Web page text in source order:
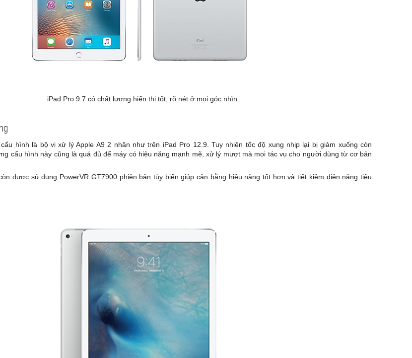
iPad Pro 9.7 có chất lượng hiển thị tốt, rõ nét ở mọi góc nhìn
hình là bộ vi xử lý Apple A9 2 nhân như trên iPad Pro 12.9. Tuy nhiên tốc độ xung nhịp lại bị giảm xuống còn
cấu hình này cũng là quá đủ để máy có hiệu năng mạnh mẽ, xử lý mượt mà mọi tác vụ cho người dùng từ cơ bản
được sử dụng PowerVR GT7900 phiên bản tùy biến giúp cân bằng hiệu năng tốt hơn và tiết kiệm điện năng tiêu